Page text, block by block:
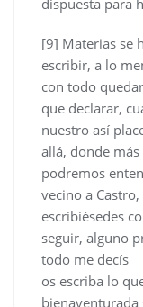
dispuesta para
[9] Materias se
escribir, a lo
con todo
que declarar,
nuestro así
allá, donde
podremos
vecino a
escribiésedes
seguir, alguno
todo me decís
os escriba lo
bienaventurada